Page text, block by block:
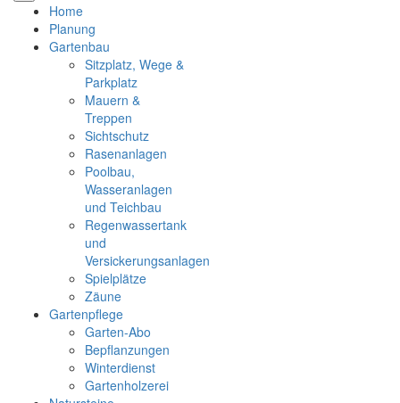
Home
Planung
Gartenbau
Sitzplatz, Wege &
Parkplatz
Mauern &
Treppen
Sichtschutz
Rasenanlagen
Poolbau,
Wasseranlagen
und Teichbau
Regenwassertank
und
Versickerungsanlagen
Spielplätze
Zäune
Gartenpflege
Garten-Abo
Bepflanzungen
Winterdienst
Gartenholzerei